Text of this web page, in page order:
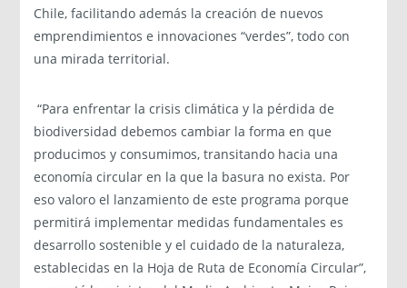
Chile, facilitando además la creación de nuevos
emprendimientos e innovaciones “verdes”, todo con
una mirada territorial.
“Para enfrentar la crisis climática y la pérdida de
biodiversidad debemos cambiar la forma en que
producimos y consumimos, transitando hacia una
economía circular en la que la basura no exista. Por
eso valoro el lanzamiento de este programa porque
permitirá implementar medidas fundamentales es
desarrollo sostenible y el cuidado de la naturaleza,
establecidas en la Hoja de Ruta de Economía Circular”,